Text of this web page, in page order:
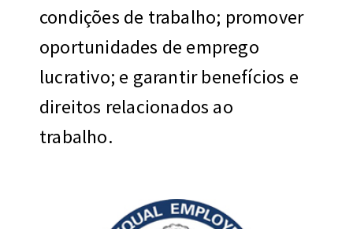
condições de trabalho; promover
oportunidades de emprego
lucrativo; e garantir benefícios e
direitos relacionados ao
trabalho.